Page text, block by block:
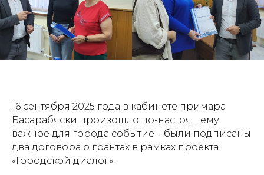
16 сентября 2025 года в кабинете примара
Басарабяски произошло по-настоящему
важное для города событие – были подписаны
два договора о грантах в рамках проекта
«Городской диалог».